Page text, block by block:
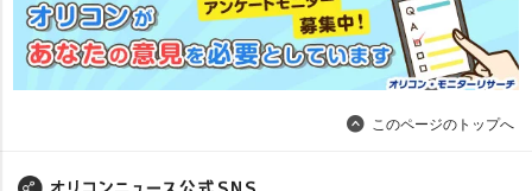
このページのトップへ